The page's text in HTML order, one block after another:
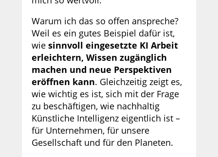
Warum ich das so offen anspreche?
Weil es ein gutes Beispiel dafür ist,
wie sinnvoll eingesetzte KI Arbeit
erleichtern, Wissen zugänglich
machen und neue Perspektiven
eröffnen kann. Gleichzeitig zeigt es,
wie wichtig es ist, sich mit der Frage
zu beschäftigen, wie nachhaltig
Künstliche Intelligenz eigentlich ist –
für Unternehmen, für unsere
Gesellschaft und für den Planeten.